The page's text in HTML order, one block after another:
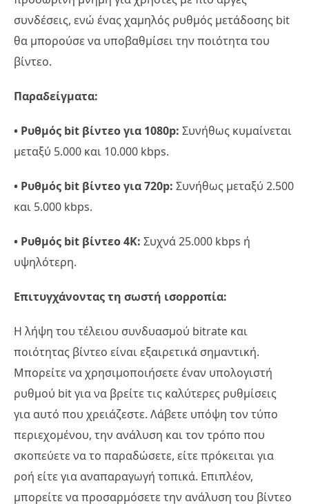
συνδέσεις, ενώ ένας χαμηλός ρυθμός μετάδοσης bit
θα μπορούσε να υποβαθμίσει την ποιότητα του
βίντεο.
Παραδείγματα:
• Ρυθμός bit βίντεο για 1080p: Συνήθως κυμαίνεται
μεταξύ 5.000 και 10.000 kbps.
• Ρυθμός bit βίντεο για 720p: Συνήθως μεταξύ 2.500
και 5.000 kbps.
• Ρυθμός bit βίντεο 4K: Συχνά 25.000 kbps ή
υψηλότερη.
Επιτυγχάνοντας τη σωστή ισορροπία:
Η λήψη του τέλειου συνδυασμού bitrate και
ποιότητας βίντεο είναι εξαιρετικά σημαντική.
Μπορείτε να χρησιμοποιήσετε έναν υπολογιστή
ρυθμού bit για να βρείτε τις καλύτερες ρυθμίσεις
για αυτό που χρειάζεστε. Λάβετε υπόψη τον τύπο
περιεχομένου, την ανάλυση και τον τρόπο που
σκοπεύετε να το παραδώσετε, είτε πρόκειται για
ροή είτε για αναπαραγωγή τοπικά. Επιπλέον,
μπορείτε να προσαρμόσετε την ανάλυση του βίντεο